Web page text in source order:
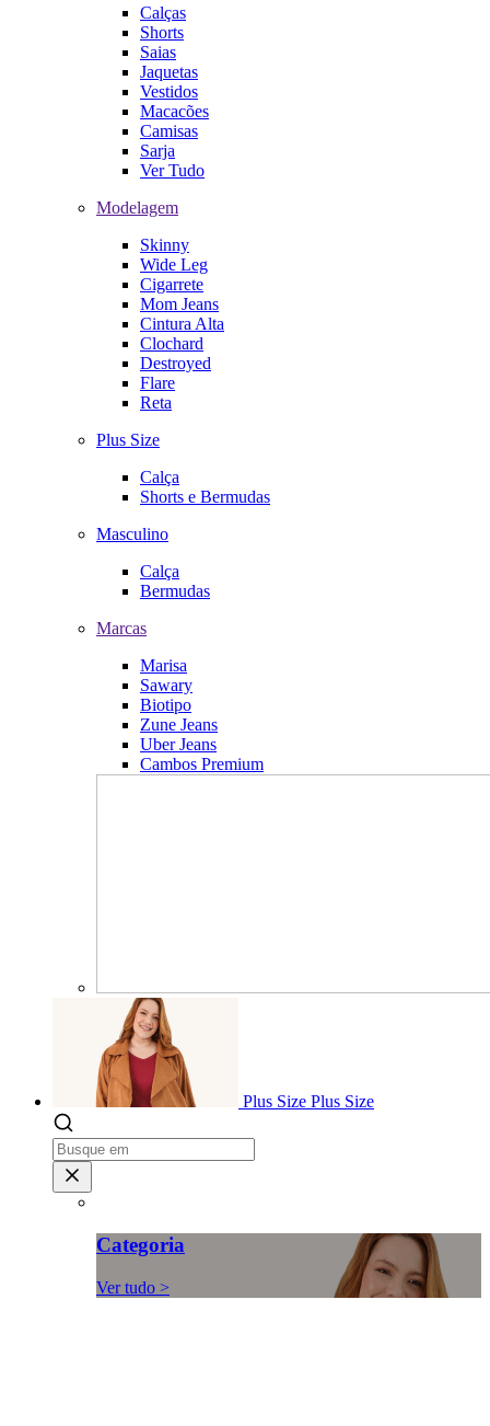
Calças
Shorts
Saias
Jaquetas
Vestidos
Macacões
Camisas
Sarja
Ver Tudo
Modelagem
Skinny
Wide Leg
Cigarrete
Mom Jeans
Cintura Alta
Clochard
Destroyed
Flare
Reta
Plus Size
Calça
Shorts e Bermudas
Masculino
Calça
Bermudas
Marcas
Marisa
Sawary
Biotipo
Zune Jeans
Uber Jeans
Cambos Premium
Plus Size Plus Size
Categoria
Ver tudo >